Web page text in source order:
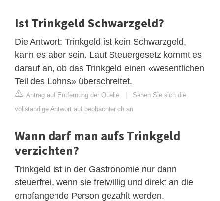
Ist Trinkgeld Schwarzgeld?
Die Antwort: Trinkgeld ist kein Schwarzgeld,
kann es aber sein. Laut Steuergesetz kommt es
darauf an, ob das Trinkgeld einen «wesentlichen
Teil des Lohns» überschreitet.
Antrag auf Entfernung der Quelle | Sehen Sie sich die
vollständige Antwort auf beobachter.ch an
Wann darf man aufs Trinkgeld
verzichten?
Trinkgeld ist in der Gastronomie nur dann
steuerfrei, wenn sie freiwillig und direkt an die
empfangende Person gezahlt werden.